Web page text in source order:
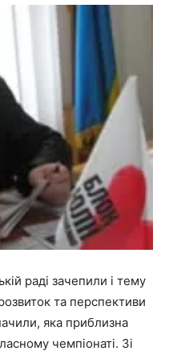
раді зачепили і тему
та перспективи
яка приблизна
чемпіонаті. Зі